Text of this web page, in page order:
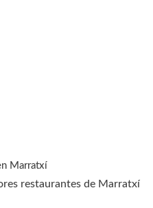
Marratxí
restaurantes de Marratxí